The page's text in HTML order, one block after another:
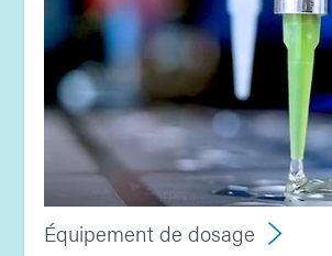
Guide : Équipement de dosage (Asie | FR)
Équipement de dosage